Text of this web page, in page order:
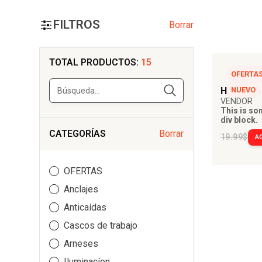
FILTROS Borrar
TOTAL PRODUCTOS: 15
CATEGORÍAS Borrar
OFERTAS
Anclajes
Anticaídas
Cascos de trabajo
Arneses
NUEVO
HEADING
VENDOR
This is
div block.
19.99$